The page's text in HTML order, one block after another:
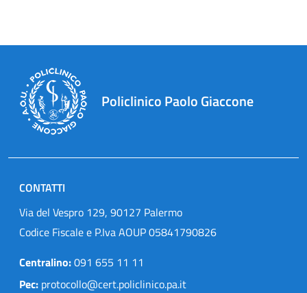
Policlinico Paolo Giaccone
CONTATTI
Via del Vespro 129, 90127 Palermo
Codice Fiscale e P.Iva AOUP 05841790826
Centralino:091 655 11 11
Pec: protocollo@cert.policlinico.pa.it